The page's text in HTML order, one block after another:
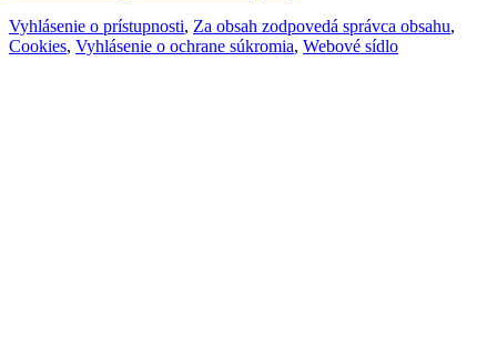
Vyhlásenie o prístupnosti, Za obsah zodpovedá správca obsahu,
Cookies, Vyhlásenie o ochrane súkromia, Webové sídlo